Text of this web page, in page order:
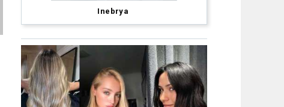
Fellowship
for
B.H.
Inebrya